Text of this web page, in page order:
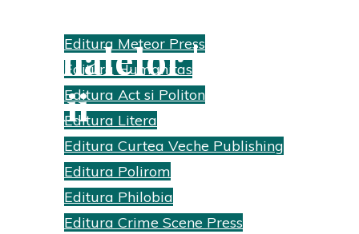
Editura Meteor Press
Editura Humanitas
Editura Act si Politon
Editura Litera
Editura Curtea Veche Publishing
Editura Polirom
Editura Philobia
Editura Crime Scene Press
animalelor | În jurul
lumii
Recenzii cărti
Labirinturi:
animalelor | În